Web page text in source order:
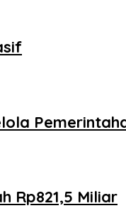
Rp821,5 Miliar